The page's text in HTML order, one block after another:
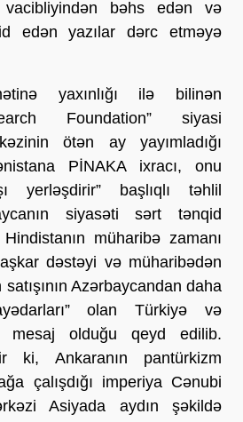
vacibliyindən bəhs edən və
edən yazılar dərc etməyə
yaxınlığı ilə bilinən
Foundation” siyasi
ötən ay yayımladığı
PİNAKA ixracı, onu
yerləşdirir” başlıqlı təhlil
siyasəti sərt tənqid
müharibə zamanı
dəstəyi və müharibədən
Azərbaycandan daha
olan Türkiyə və
mesaj olduğu qeyd edilib.
ki, Ankaranın pantürkizm
çalışdığı imperiya Cənubi
Asiyada aydın şəkildə